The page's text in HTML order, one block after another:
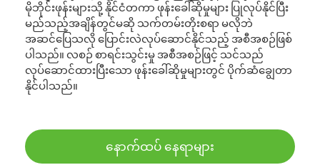
မိုဘိုင်းဖုန်းများသို့ နိုင်ငံတကာ ဖုန်းခေါ်ဆိုမှုများ ပြုလုပ်နိုင်ပြီး
မည်သည့်အချိန်တွင်မဆို သက်တမ်းတိုးစရာ မလိုဘဲ
အဆင်ပြေသလို ပြောင်းလဲလုပ်ဆောင်နိုင်သည့် အစီအစဉ်ဖြစ်
ပါသည်။ လစဉ် စာရင်းသွင်းမှု အစီအစဉ်ဖြင့် သင်သည်
လုပ်ဆောင်ထားပြီးသော ဖုန်းခေါ်ဆိုမှုများတွင် ပိုက်ဆံချွေတာ
နိုင်ပါသည်။
နောက်ထပ် နေရာများ